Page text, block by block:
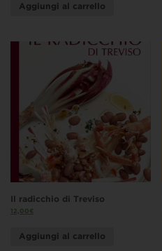
Aggiungi al carrello
Il radicchio di Treviso
12,00€
Aggiungi al carrello